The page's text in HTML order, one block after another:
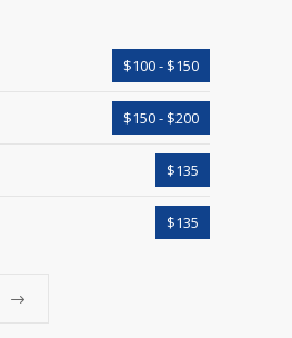
$100 - $150
$150 - $200
$135
$135